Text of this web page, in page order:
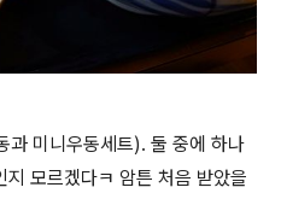
과 미니우동세트). 둘 중에 하나
모르겠다ㅋ 암튼 처음 받았을